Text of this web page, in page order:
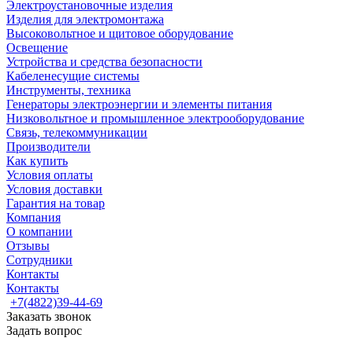
Электроустановочные изделия
Изделия для электромонтажа
Высоковольтное и щитовое оборудование
Освещение
Устройства и средства безопасности
Кабеленесущие системы
Инструменты, техника
Генераторы электроэнергии и элементы питания
Низковольтное и промышленное электрооборудование
Связь, телекоммуникации
Производители
Как купить
Условия оплаты
Условия доставки
Гарантия на товар
Компания
О компании
Отзывы
Сотрудники
Контакты
Контакты
+7(4822)39-44-69
Заказать звонок
Задать вопрос